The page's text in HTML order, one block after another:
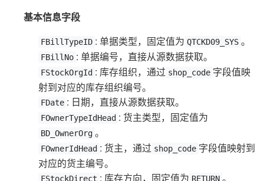
基本信息字段
FBillTypeID : 单据类型，固定值为 QTCKD09_SYS 。
FBillNo : 单据编号，直接从源数据获取。
FStockOrgId : 库存组织，通过 shop_code 字段值映
射到对应的库存组织编号。
FDate : 日期，直接从源数据获取。
FOwnerTypeIdHead : 货主类型，固定值为
BD_OwnerOrg 。
FOwnerIdHead : 货主，通过 shop_code 字段值映射到
对应的货主编号。
FStockDirect : 库存方向，固定值为 RETURN 。